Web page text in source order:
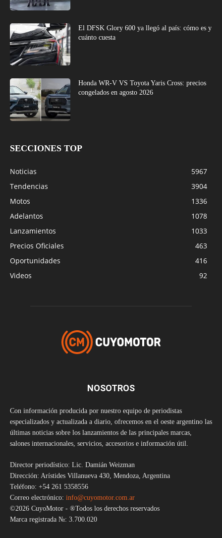
El DFSK Glory 600 ya llegó al país: cómo es y
cuánto cuesta
Honda WR-V VS Toyota Yaris Cross: precios
congelados en agosto 2026
SECCIONES TOP
Noticias
5967
Tendencias
3904
Motos
1336
Adelantos
1078
Lanzamientos
1033
Precios Oficiales
463
Oportunidades
416
Videos
92
NOSOTROS
Con información producida por nuestro equipo de periodistas
especializados y actualizada a diario, ofrecemos en el oeste argentino las
últimas noticias sobre los lanzamientos de las principales marcas,
salones internacionales, servicios, accesorios e información útil.
Director periodístico: Lic. Damián Weizman
Dirección: Arístides Villanueva 430, Mendoza, Argentina
Teléfono: +54 261 5358556
Correo electrónico: info@cuyomotor.com.ar
©2026 CuyoMotor - ®Todos los derechos reservados
Marca registrada №: 3.700.020